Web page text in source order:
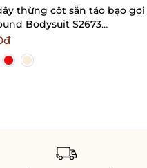
thừng cột sẵn táo bạo gợi
Bodysuit S2673